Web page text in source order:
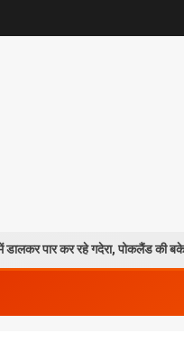
गदेरा, पोकलैंड की बकेट बनी सहारा